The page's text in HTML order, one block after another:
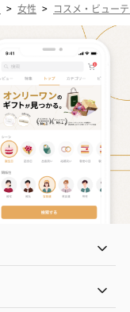
> 女性 > コスメ・ビュー